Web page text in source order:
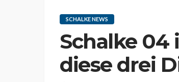
SCHALKE NEWS
Schalke 04
diese drei